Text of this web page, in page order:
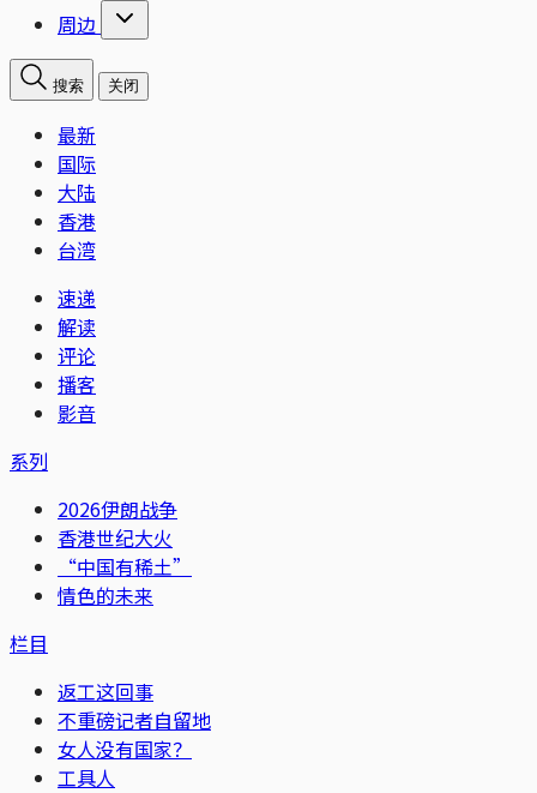
周边
搜索 关闭
最新
国际
大陆
香港
台湾
速递
解读
评论
播客
影音
系列
2026伊朗战争
香港世纪大火
“中国有稀土”
情色的未来
栏目
返工这回事
不重磅记者自留地
女人没有国家？
工具人